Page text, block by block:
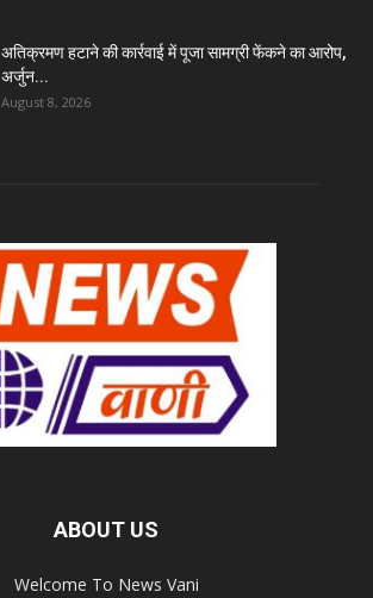
अतिक्रमण हटाने की कार्रवाई में पूजा सामग्री फेंकने का आरोप,
अर्जुन...
August 8, 2026
ABOUT US
Welcome To News Vani